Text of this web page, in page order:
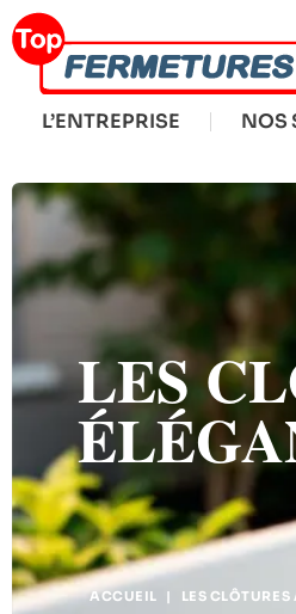
L’ENTREPRISE NOS
LES
ACCUEIL | LES